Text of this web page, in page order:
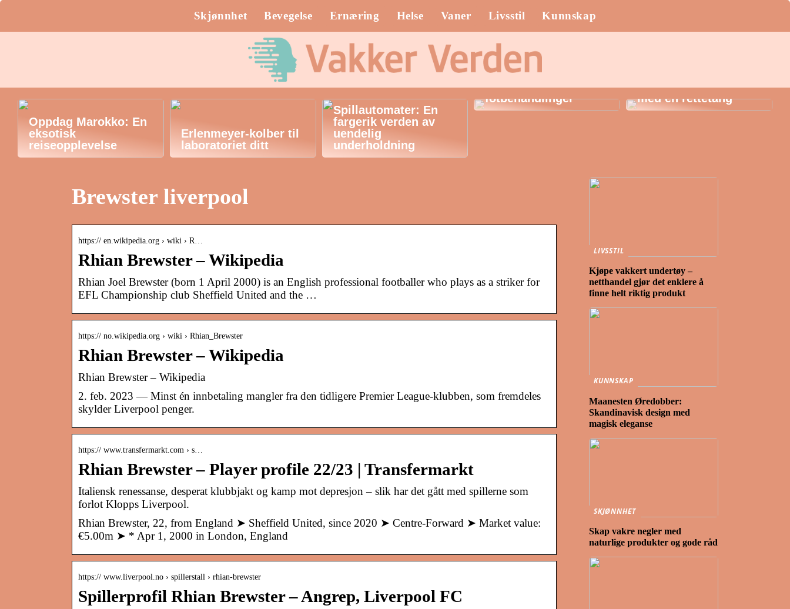
Skjønnhet Bevegelse Ernæring Helse Vaner Livsstil Kunnskap
Oppdag Marokko: En
eksotisk
reiseopplevelse
Erlenmeyer-kolber til
laboratoriet ditt
Spillautomater: En
fargerik verden av
uendelig
underholdning
Klinik AK: Her får du
de herligste
fotbehandlinger
Style håret i sommer
med en rettetang
Brewster liverpool
https:// en.wikipedia.org › wiki › R…
Rhian Brewster – Wikipedia
Rhian Joel Brewster (born 1 April 2000) is an English professional footballer who plays as a striker for
EFL Championship club Sheffield United and the …
https:// no.wikipedia.org › wiki › Rhian_Brewster
Rhian Brewster – Wikipedia
Rhian Brewster – Wikipedia
2. feb. 2023 — Minst én innbetaling mangler fra den tidligere Premier League-klubben, som fremdeles
skylder Liverpool penger.
https:// www.transfermarkt.com › s…
Rhian Brewster – Player profile 22/23 | Transfermarkt
Italiensk renessanse, desperat klubbjakt og kamp mot depresjon – slik har det gått med spillerne som
forlot Klopps Liverpool.
Rhian Brewster, 22, from England ➤ Sheffield United, since 2020 ➤ Centre-Forward ➤ Market value:
€5.00m ➤ * Apr 1, 2000 in London, England
https:// www.liverpool.no › spillerstall › rhian-brewster
Spillerprofil Rhian Brewster – Angrep, Liverpool FC
LIVSSTIL
Kjøpe vakkert undertøy –
netthandel gjør det enklere å
finne helt riktig produkt
KUNNSKAP
Maanesten Øredobber:
Skandinavisk design med
magisk eleganse
SKJØNNHET
Skap vakre negler med
naturlige produkter og gode råd